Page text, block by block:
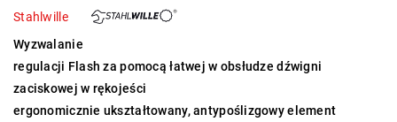
Stahlwille
Wyzwalanie
regulacji Flash za pomocą łatwej w obsłudze dźwigni
zaciskowej w rękojeści
ergonomicznie ukształtowany, antypoślizgowy element